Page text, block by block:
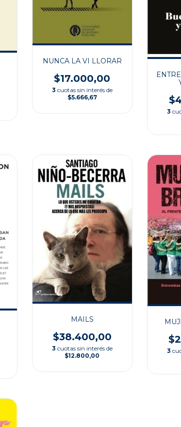
NUNCA LA VI LLORAR
$17.000,00
3 cuotas sin interés de
$5.666,67
3
MAILS
$38.400,00
3 cuotas sin interés de
$12.800,00
3